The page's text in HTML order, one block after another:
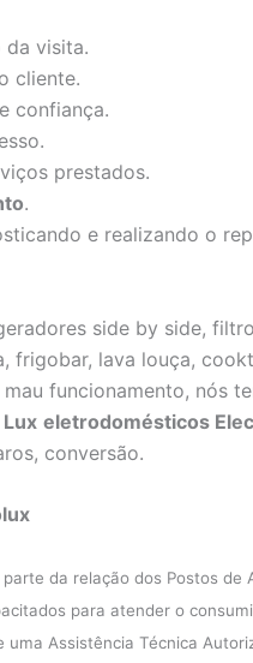
da visita.
cliente.
confiança.
prestados.
.
e realizando o
side by side,
frigobar, lava louça,
funcionamento, nós
Lux eletrodomésticos
conversão.
da relação dos Postos
para atender o
Assistência Técnica